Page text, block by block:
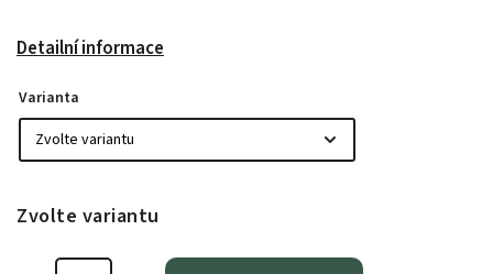
Detailní informace
Varianta
Zvolte variantu